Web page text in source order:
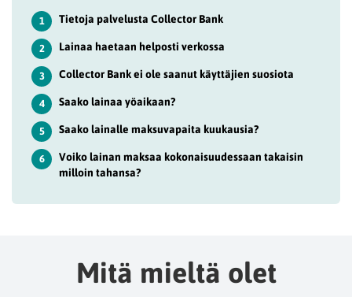
1 Tietoja palvelusta Collector Bank
2 Lainaa haetaan helposti verkossa
3 Collector Bank ei ole saanut käyttäjien suosiota
4 Saako lainaa yöaikaan?
5 Saako lainalle maksuvapaita kuukausia?
6
Voiko lainan maksaa kokonaisuudessaan takaisin
milloin tahansa?
Mitä mieltä olet